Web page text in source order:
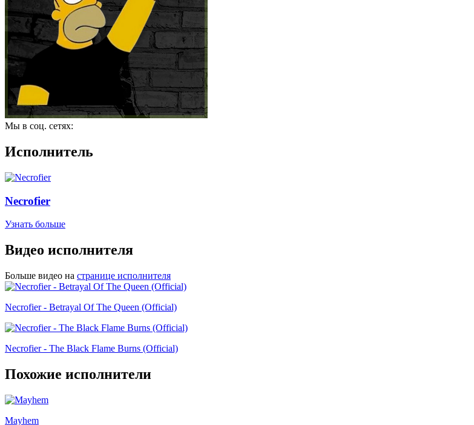
Мы в соц. сетях:
Исполнитель
Necrofier
Узнать больше
Видео исполнителя
Больше видео на странице исполнителя
Necrofier - Betrayal Of The Queen (Official)
Necrofier - The Black Flame Burns (Official)
Похожие исполнители
Mayhem